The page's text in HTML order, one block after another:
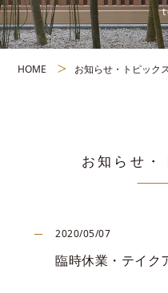
HOME お知らせ・トピック
お知らせ・
2020/05/07
臨時休業・テイク